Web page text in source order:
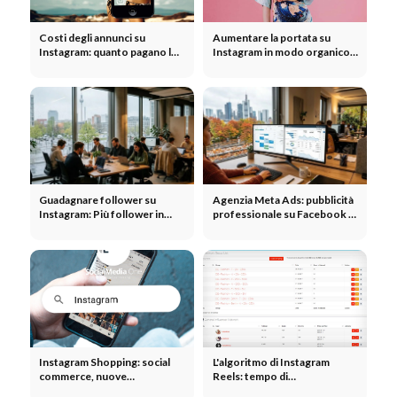
Costi degli annunci su
Instagram: quanto pagano le
Aumentare la portata su
Instagram in modo organico:
Guadagnare follower su
Instagram: Più follower in
Agenzia Meta Ads: pubblicità
professionale su Facebook e
Instagram Shopping: social
commerce, nuove
L'algoritmo di Instagram
Reels: tempo di